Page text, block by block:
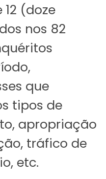
(doze
nos 82
que
tipos de
apropriação
tráfico de
etc.